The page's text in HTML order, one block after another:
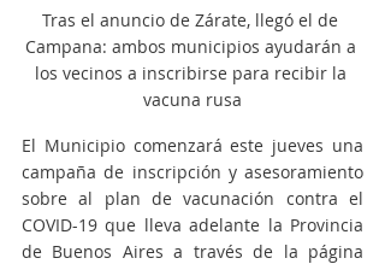
Tras el anuncio de Zárate, llegó el de
Campana: ambos municipios ayudarán a
los vecinos a inscribirse para recibir la
vacuna rusa
El Municipio comenzará este jueves una
campaña de inscripción y asesoramiento
sobre al plan de vacunación contra el
COVID-19 que lleva adelante la Provincia
de Buenos Aires a través de la página